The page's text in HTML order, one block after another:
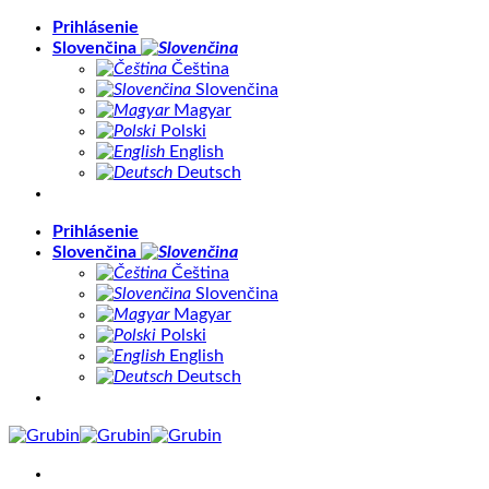
Skip
Prihlásenie
Slovenčina
Čeština
Slovenčina
Magyar
Polski
English
Deutsch
Prihlásenie
Slovenčina
Čeština
Slovenčina
Magyar
Polski
English
Deutsch